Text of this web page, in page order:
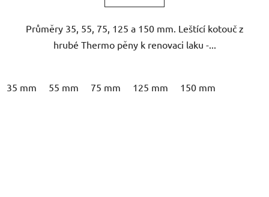
hvězdiček.
Průměry 35, 55, 75, 125 a 150 mm. Leštící kotouč z
hrubé Thermo pěny k renovaci laku -...
35 mm 55 mm 75 mm 125 mm 150 mm